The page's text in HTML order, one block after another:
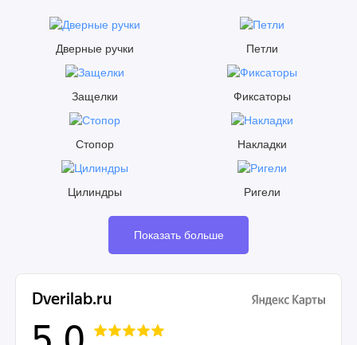
Дверные ручки Петли
Защелки Фиксаторы
Стопор Накладки
Цилиндры Ригели
Показать больше